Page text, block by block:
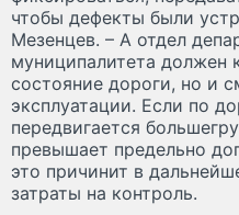
чтобы дефекты были
Мезенцев. – А отдел
муниципалитета должен
состояние дороги, но и
эксплуатации. Если по
передвигается
превышает предельно
это причинит в
затраты на контроль.